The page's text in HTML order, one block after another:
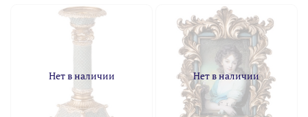
Нет в наличии Нет в наличии